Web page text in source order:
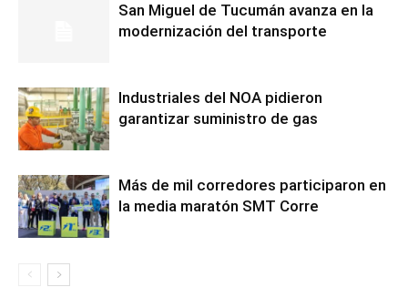
San Miguel de Tucumán avanza en la
modernización del transporte
Industriales del NOA pidieron
garantizar suministro de gas
Más de mil corredores participaron en
la media maratón SMT Corre